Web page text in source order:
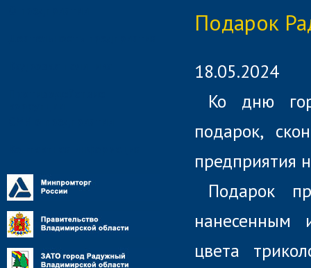
Подарок
18.05.2024
Ко дню
подарок,
предприятия
Подарок
нанесенным
цвета